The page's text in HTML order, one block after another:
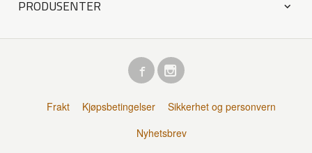
PRODUSENTER
Frakt Kjøpsbetingelser
Sikkerhet og personvern
Nyhetsbrev